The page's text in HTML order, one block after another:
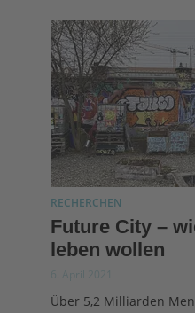
RECHERCHEN
Future City –
leben wollen
6. April 2021
Über 5,2 Milliarden